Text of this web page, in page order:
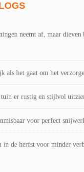
neemt af, maar dieven
als het gaat om het
tuin er rustig en stijlvol
voor perfect
in de herfst voor minder